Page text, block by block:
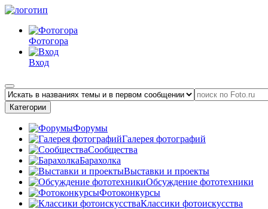
Фотогора
Вход
Категории
Форумы
Галерея фотографий
Сообщества
Барахолка
Выставки и проекты
Обсуждение фототехники
Фотоконкурсы
Классики фотоискусства